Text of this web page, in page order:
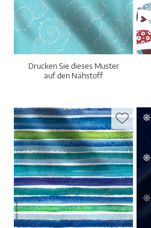
Drucken Sie dieses Muster
auf den Nähstoff